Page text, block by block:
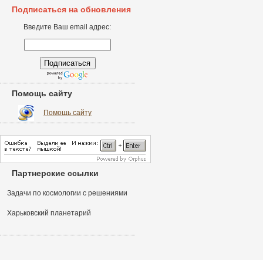
Подписаться на обновления
Введите Ваш email адрес:
Помощь сайту
Помощь сайту
Партнерские ссылки
Задачи по космологии с решениями
Харьковский планетарий